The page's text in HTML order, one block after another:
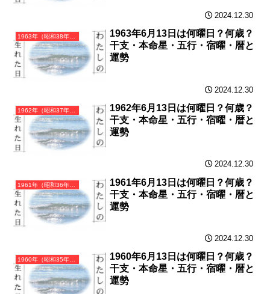
2024.12.30
1963年（昭和38年）癸卯（みずのとう）・卯年（うさぎ年）カレンダー（月曜はじまり）
1963年6月13日は何曜日？何歳？
干支・本命星・五行・宿曜・暦と
運勢
2024.12.30
1962年（昭和37年）壬寅（みずのえとら）・寅年（とら年）カレンダー（月曜はじまり）
1962年6月13日は何曜日？何歳？
干支・本命星・五行・宿曜・暦と
運勢
2024.12.30
1961年（昭和36年）辛丑（かのとうし）・丑年（うし年）カレンダー（月曜はじまり）
1961年6月13日は何曜日？何歳？
干支・本命星・五行・宿曜・暦と
運勢
2024.12.30
1960年（昭和35年）庚子（かのえね）・子年（ねずみ年）カレンダー（月曜はじまり）
1960年6月13日は何曜日？何歳？
干支・本命星・五行・宿曜・暦と
運勢